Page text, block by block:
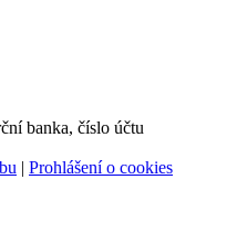
banka, číslo účtu
| Prohlášení o cookies